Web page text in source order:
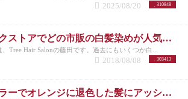
310848
2025/08/20
ドラックストアでどの市販の白髪染めが人気なのか美容師がリサーチしてランキングにした。
、Tree Hair Salonの藤田です。過去にもいくつか白...
303413
2018/08/08
ヘアカラーでオレンジに退色した髪にアッシュのすすめ